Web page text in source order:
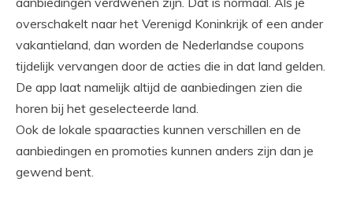
overschakelt naar het Verenigd Koninkrijk of een ander
vakantieland, dan worden de Nederlandse coupons
tijdelijk vervangen door de acties die in dat land gelden.
De app laat namelijk altijd de aanbiedingen zien die
horen bij het geselecteerde land.
Ook de lokale spaaracties kunnen verschillen en de
aanbiedingen en promoties kunnen anders zijn dan je
gewend bent.